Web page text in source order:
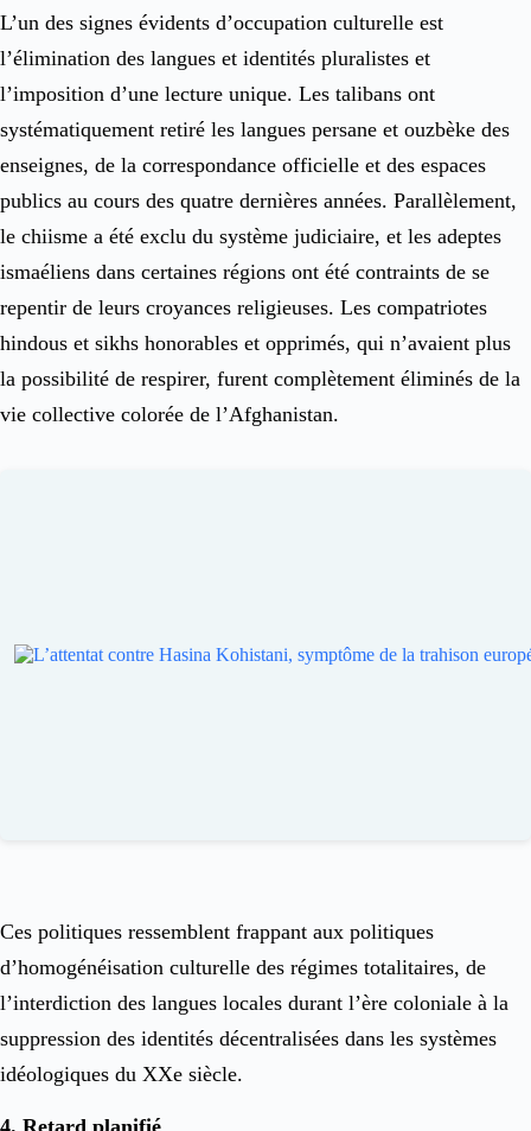
L’un des signes évidents d’occupation culturelle est
l’élimination des langues et identités pluralistes et
l’imposition d’une lecture unique. Les talibans ont
systématiquement retiré les langues persane et ouzbèke des
enseignes, de la correspondance officielle et des espaces
publics au cours des quatre dernières années. Parallèlement,
le chiisme a été exclu du système judiciaire, et les adeptes
ismaéliens dans certaines régions ont été contraints de se
repentir de leurs croyances religieuses. Les compatriotes
hindous et sikhs honorables et opprimés, qui n’avaient plus
la possibilité de respirer, furent complètement éliminés de la
vie collective colorée de l’Afghanistan.
Ces politiques ressemblent frappant aux politiques
d’homogénéisation culturelle des régimes totalitaires, de
l’interdiction des langues locales durant l’ère coloniale à la
suppression des identités décentralisées dans les systèmes
idéologiques du XXe siècle.